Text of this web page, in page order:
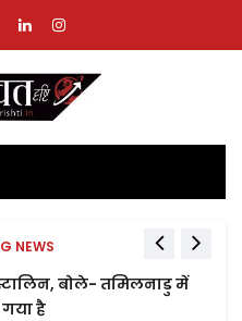
NEWS
बोले- तमिलनाडु में
है